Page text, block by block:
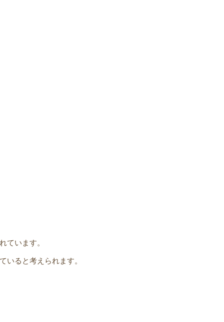
ています。
いると考えられます。